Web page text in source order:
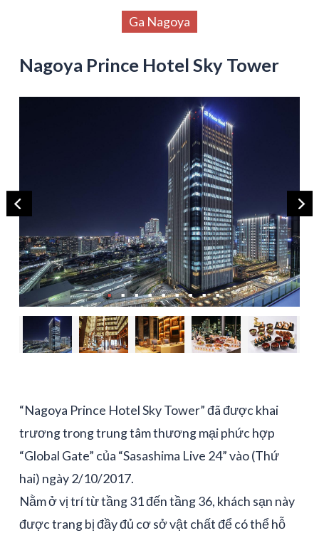
Ga Nagoya
Nagoya Prince Hotel Sky Tower
“Nagoya Prince Hotel Sky Tower” đã được khai
trương trong trung tâm thương mại phức hợp
“Global Gate” của “Sasashima Live 24” vào (Thứ
hai) ngày 2/10/2017.
Nằm ở vị trí từ tầng 31 đến tầng 36, khách sạn này
được trang bị đầy đủ cơ sở vật chất để có thể hỗ